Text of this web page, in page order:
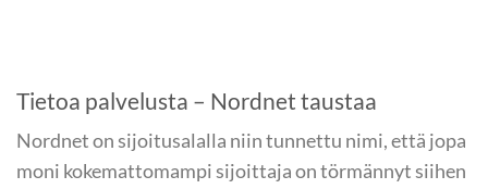
Tietoa palvelusta – Nordnet taustaa
Nordnet on sijoitusalalla niin tunnettu nimi, että jopa
moni kokemattomampi sijoittaja on törmännyt siihen